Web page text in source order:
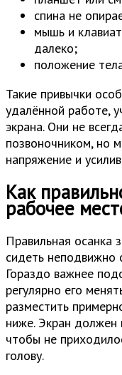
спина не
мышь и
далеко;
положение
Такие привычки
удалённой работе,
экрана. Они не
позвоночником, но
напряжение и
Как
рабочее
Правильная осанка
сидеть неподвижно
Гораздо важнее
регулярно его
разместить
ниже. Экран должен
чтобы не
голову.